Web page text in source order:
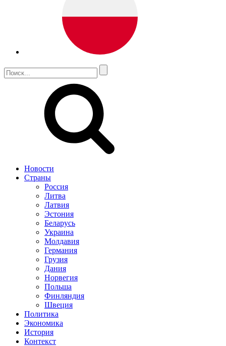
Новости
Страны
Россия
Литва
Латвия
Эстония
Беларусь
Украина
Молдавия
Германия
Грузия
Дания
Норвегия
Польша
Финляндия
Швеция
Политика
Экономика
История
Контекст